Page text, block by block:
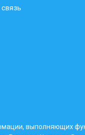
выполняющих